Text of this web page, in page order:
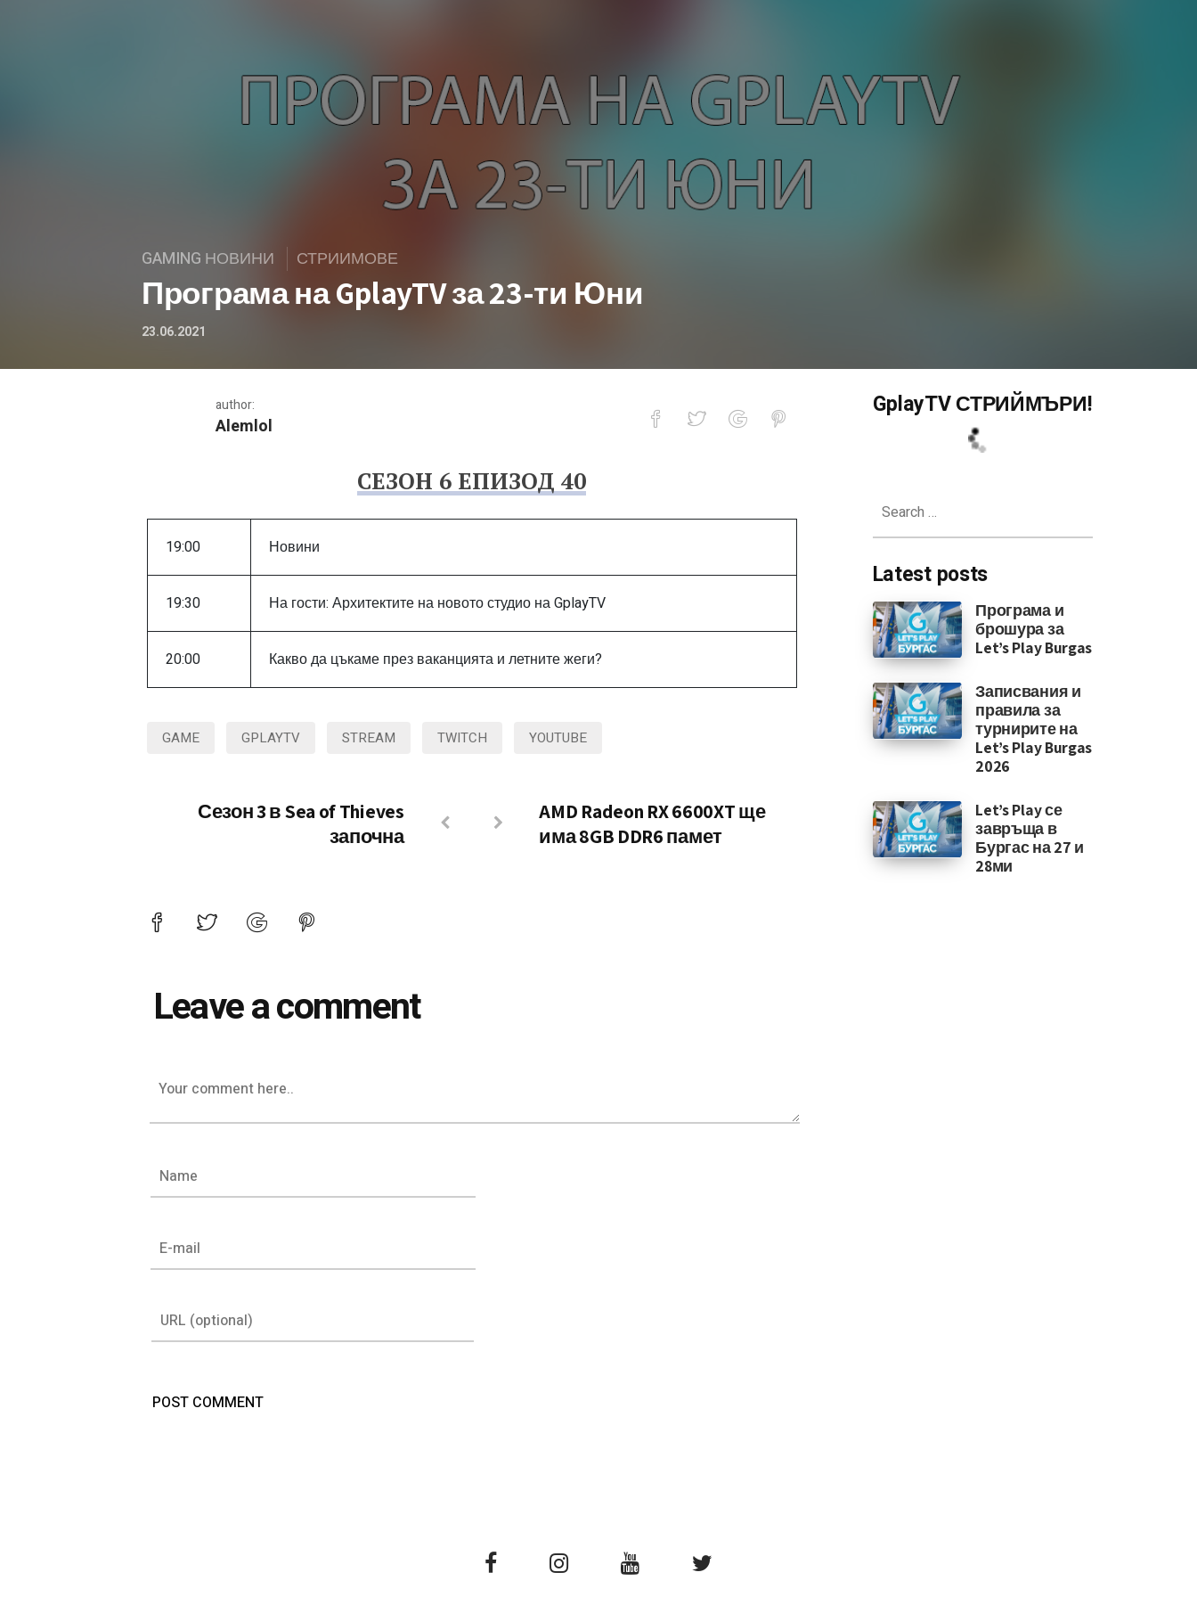
GAMING НОВИНИ СТРИИМОВЕ
Програма на GplayTV за 23-ти Юни
23.06.2021
author:
Alemlol
Програма на GplayTV за 23-ти Юни
СЕЗОН 6 ЕПИЗОД 40
19:00 Новини
19:30 На гости: Архитектите на новото студио на GplayTV
20:00 Какво да цъкаме през ваканцията и летните жеги?
GAME GPLAYTV STREAM TWITCH YOUTUBE
Сезон 3 в Sea of Thieves
започна
AMD Radeon RX 6600XT ще
има 8GB DDR6 памет
Leave a comment
GplayTV СТРИЙМЪРИ!
for:
Latest posts
Програма и
брошура за
Let’s Play Burgas
Записвания и
правила за
турнирите на
Let’s Play Burgas
2026
Let’s Play се
завръща в
Бургас на 27 и
28ми